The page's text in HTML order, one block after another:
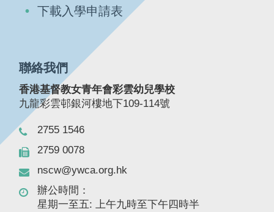
下載入學申請表
聯絡我們
香港基督教女青年會彩雲幼兒學校
九龍彩雲邨銀河樓地下109-114號
2755 1546
2759 0078
nscw@ywca.org.hk
辦公時間：
星期一至五: 上午九時至下午四時半